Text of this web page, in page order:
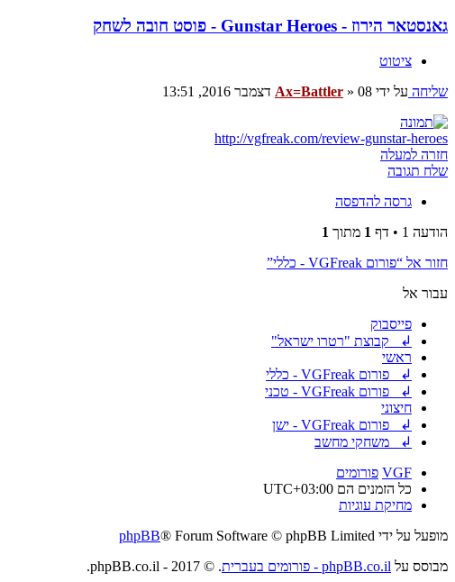
גאנסטאר הירוז - Gunstar Heroes - פוסט חובה לשחק
ציטוט
שליחה על ידי Ax=Battler » 08 דצמבר 2016, 13:51
http://vgfreak.com/review-gunstar-heroes
חזרה למעלה
שלח תגובה
גרסה להדפסה
הודעה 1 • דף
1 מתוך 1
חזור אל “פורום VGFreak - כללי”
עבור אל
פייסבוק
↲ קבוצת "רטרו ישראל"
ראשי
↲ פורום VGFreak - כללי
↲ פורום VGFreak - טכני
חיצוני
↲ פורום VGFreak - ישן
↲ משחקי מחשב
VGF פורומים
כל הזמנים הם UTC+03:00
מחיקת עוגיות
מופעל על ידי
phpBB® Forum Software © phpBB Limited
מבוסס על phpBB.co.il - פורומים בעברית . © 2017 - phpBB.co.il.